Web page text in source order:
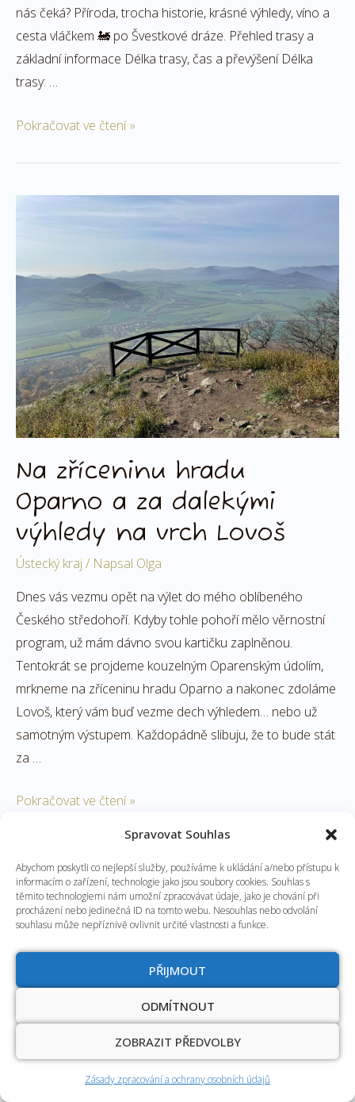
Spravovat Souhlas
Abychom poskytli co nejlepší služby, používáme k ukládání a/nebo přístupu k
informacím o zařízení, technologie jako jsou soubory cookies. Souhlas s
těmito technologiemi nám umožní zpracovávat údaje, jako je chování při
procházení nebo jedinečná ID na tomto webu. Nesouhlas nebo odvolání
souhlasu může nepříznivě ovlivnit určité vlastnosti a funkce.
PŘIJMOUT
ODMÍTNOUT
ZOBRAZIT PŘEDVOLBY
Zásady zpracování a ochrany osobních údajů
nás čeká? Příroda, trocha historie, krásné výhledy, víno a
cesta vláčkem 🚂 po Švestkové dráze. Přehled trasy a
základní informace Délka trasy, čas a převýšení Délka
trasy: …
Pokračovat ve čtení »
Na zříceninu hradu
Oparno a za dalekými
výhledy na vrch Lovoš
Ústecký kraj/ Napsal Olga
Dnes vás vezmu opět na výlet do mého oblíbeného
Českého středohoří. Kdyby tohle pohoří mělo věrnostní
program, už mám dávno svou kartičku zaplněnou.
Tentokrát se projdeme kouzelným Oparenským údolím,
mrkneme na zříceninu hradu Oparno a nakonec zdoláme
Lovoš, který vám buď vezme dech výhledem… nebo už
samotným výstupem. Každopádně slibuju, že to bude stát
za …
Oparno
dalekými
výhledy
na
vrch
Lovoš
Pokračovat ve čtení »
Zvířetice:
výlet
za
keramikou
na
zříceninu